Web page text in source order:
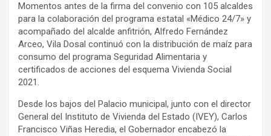
Momentos antes de la firma del convenio con 105 alcaldes
para la colaboración del programa estatal «Médico 24/7» y
acompañado del alcalde anfitrión, Alfredo Fernández
Arceo, Vila Dosal continuó con la distribución de maíz para
consumo del programa Seguridad Alimentaria y
certificados de acciones del esquema Vivienda Social
2021.
Desde los bajos del Palacio municipal, junto con el director
General del Instituto de Vivienda del Estado (IVEY), Carlos
Francisco Viñas Heredia, el Gobernador encabezó la